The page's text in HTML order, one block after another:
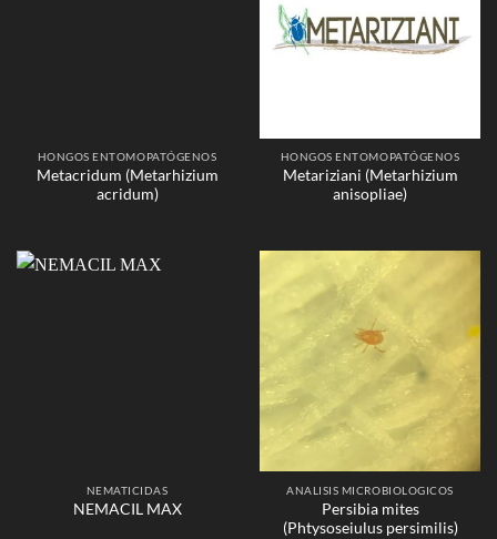
HONGOS ENTOMOPATÓGENOS
Metacridum (Metarhizium
acridum)
HONGOS ENTOMOPATÓGENOS
Metariziani (Metarhizium
anisopliae)
NEMATICIDAS
NEMACIL MAX
ANALISIS MICROBIOLOGICOS
Persibia mites
(Phtysoseiulus persimilis)